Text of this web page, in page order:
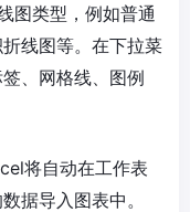
图类型，例如普通
线图等。在下拉菜
、网格线、图例
将自动在工作表
据导入图表中。